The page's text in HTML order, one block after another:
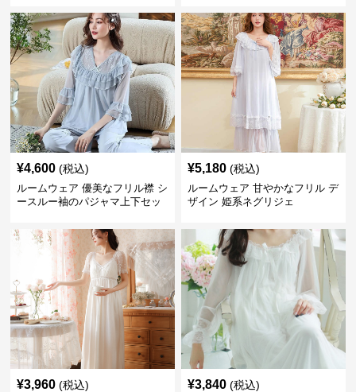
¥4,600 (税込)
ルームウェア 優美なフリル襟 シ
ースルー袖のパジャマ上下セッ
¥5,180 (税込)
ルームウェア 甘やかなフリル デ
ザイン 姫系ネグリジェ
¥3,960 (税込) ¥3,840 (税込)